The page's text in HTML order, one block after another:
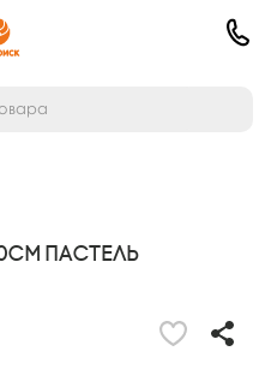
Пастель